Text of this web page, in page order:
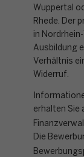
Wuppertal
Rhede. Der
in
Ausbildung
Verhältnis
Widerruf.
erhalten Sie
Die